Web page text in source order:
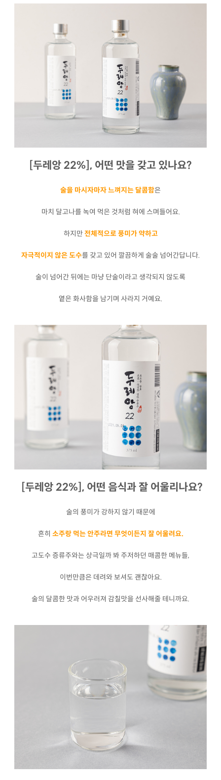
[두레앙 22%], 어떤 맛을 갖고 있나요?
술을 마시자마자 느껴지는 달콤함은
마치 달고나를 녹여 먹은 것처럼 혀에 스며들어요.
하지만전체적으로 풍미가 약하고
자극적이지 않은 도수를 갖고 있어 깔끔하게 술술 넘어간답니다.
술이 넘어간 뒤에는 마냥 단술이라고 생각되지 않도록
옅은 화사함을 남기며 사라지 거예요.
[두레앙 22%], 어떤 음식과 잘 어울리나요?
술의 풍미가 강하지 않기 때문에
흔히 소주랑 먹는 안주라면 무엇이든지 잘 어울려요.
고도수 증류주와는 상극일까 봐 주저하던 매콤한 메뉴들,
이번만큼은 데려와 보셔도 괜찮아요.
술의 달콤한 맛과 어우러져 감칠맛을 선사해줄 테니까요.